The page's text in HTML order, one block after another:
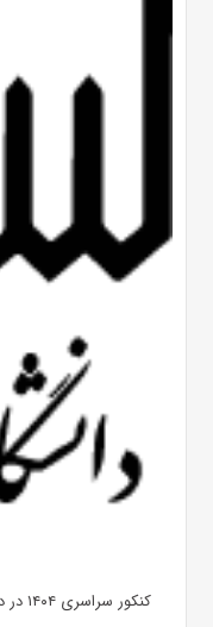
کنکور سراسری ۱۴۰۴ در دانشگاه بیرجند آغاز شد